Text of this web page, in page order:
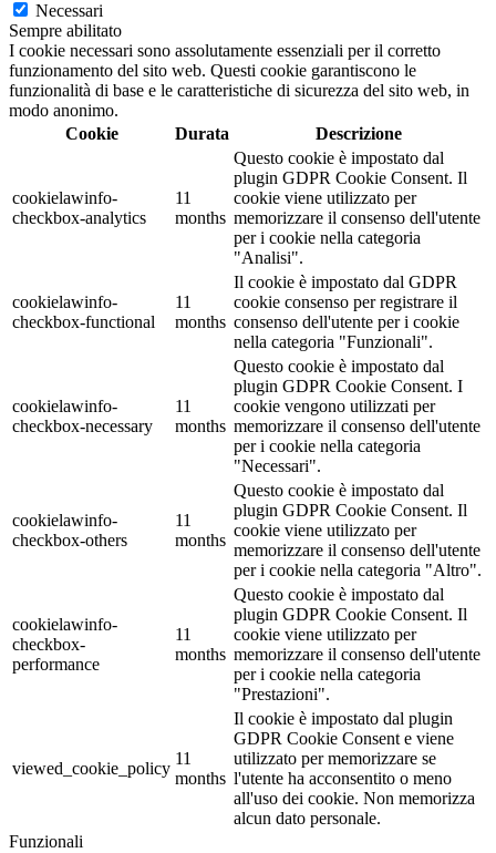
Necessari
Sempre abilitato
I cookie necessari sono assolutamente essenziali per il corretto
funzionamento del sito web. Questi cookie garantiscono le
funzionalità di base e le caratteristiche di sicurezza del sito web, in
modo anonimo.
Cookie
Durata Descrizione
cookielawinfo-
checkbox-analytics
11
months
Questo cookie è impostato dal
plugin GDPR Cookie Consent. Il
cookie viene utilizzato per
memorizzare il consenso dell'utente
per i cookie nella categoria
"Analisi".
cookielawinfo-
checkbox-functional
11
months
Il cookie è impostato dal GDPR
cookie consenso per registrare il
consenso dell'utente per i cookie
nella categoria "Funzionali".
cookielawinfo-
checkbox-necessary
11
months
Questo cookie è impostato dal
plugin GDPR Cookie Consent. I
cookie vengono utilizzati per
memorizzare il consenso dell'utente
per i cookie nella categoria
"Necessari".
cookielawinfo-
checkbox-others
11
months
Questo cookie è impostato dal
plugin GDPR Cookie Consent. Il
cookie viene utilizzato per
memorizzare il consenso dell'utente
per i cookie nella categoria "Altro".
cookielawinfo-
checkbox-
performance
11
months
Questo cookie è impostato dal
plugin GDPR Cookie Consent. Il
cookie viene utilizzato per
memorizzare il consenso dell'utente
per i cookie nella categoria
"Prestazioni".
viewed_cookie_policy
11
months
Il cookie è impostato dal plugin
GDPR Cookie Consent e viene
utilizzato per memorizzare se
l'utente ha acconsentito o meno
all'uso dei cookie. Non memorizza
alcun dato personale.
Funzionali